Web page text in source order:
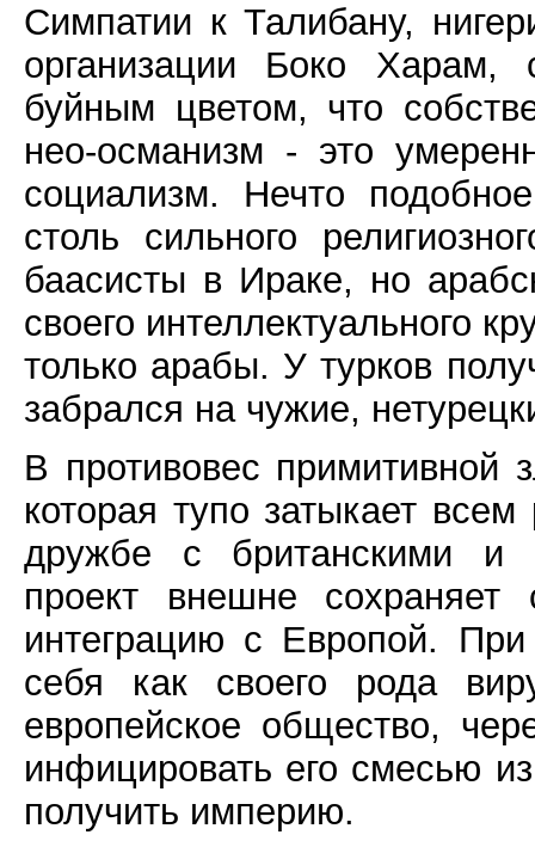
Симпатии к Талибану,
организации Боко Харам,
буйным цветом, что
нео-османизм - это
социализм. Нечто
столь сильного
баасисты в Ираке, но
своего интеллектуального
только арабы. У турков
забрался на чужие,
В противовес примитивной
которая тупо затыкает
дружбе с британскими и
проект внешне сохраняет
интеграцию с Европой.
себя как своего рода
европейское общество,
инфицировать его смесью
получить империю.